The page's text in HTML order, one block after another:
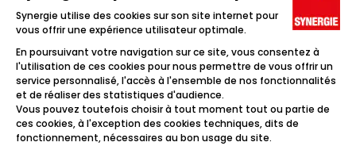
Linkedin SynergieInstagramTikTok Youtube
Trouver un emploi
Icône d'illustration
Candidats
Icône d'illustration